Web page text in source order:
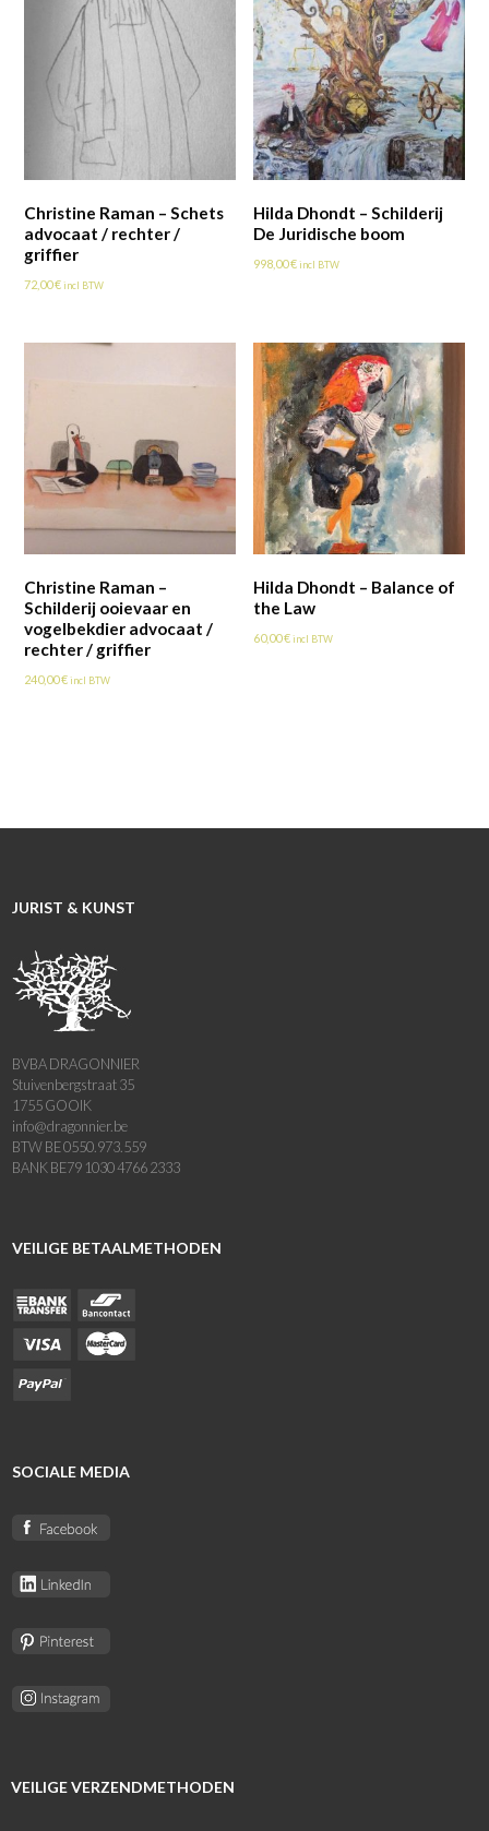
Christine Raman – Schets
advocaat / rechter /
griffier
72,00€incl BTW
Hilda Dhondt – Schilderij
De Juridische boom
998,00€incl BTW
Christine Raman –
Schilderij ooievaar en
vogelbekdier advocaat /
rechter / griffier
240,00€incl BTW
Hilda Dhondt – Balance of
the Law
60,00€incl BTW
JURIST & KUNST
BVBA DRAGONNIER
Stuivenbergstraat 35
1755 GOOIK
info@dragonnier.be
BTW BE 0550.973.559
BANK BE79 1030 4766 2333
VEILIGE BETAALMETHODEN
SOCIALE MEDIA
VEILIGE VERZENDMETHODEN